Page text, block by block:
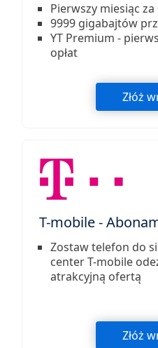
Pierwszy miesiąc za
9999 gigabajtów
YT Premium -
opłat
Złóż
T-mobile -
Zostaw telefon do
center T-mobile
atrakcyjną ofertą
Złóż